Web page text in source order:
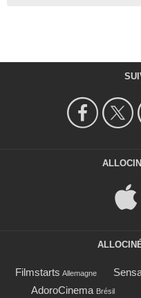
Filmstarts Allemagne
AdoroCinema Brésil